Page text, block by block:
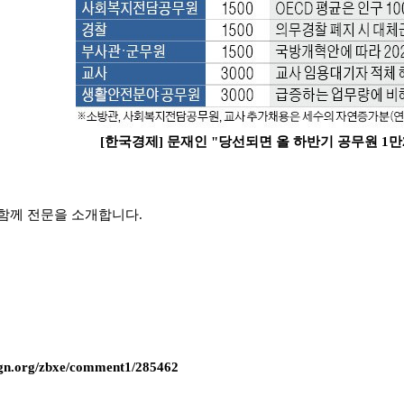
[한국경제] 문재인 "당선되면 올 하반기 공무원 1
께 전문을 소개합니다.
zbxe/comment1/285462